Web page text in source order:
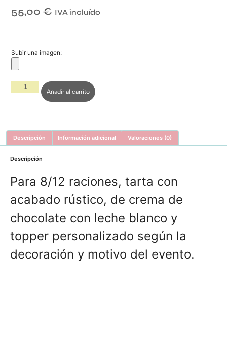
55,00 € IVA incluído
Subir una imagen:
Añadir al carrito
Descripción Información adicional Valoraciones (0)
Descripción
Para 8/12 raciones, tarta con
acabado rústico, de crema de
chocolate con leche blanco y
topper personalizado según la
decoración y motivo del evento.